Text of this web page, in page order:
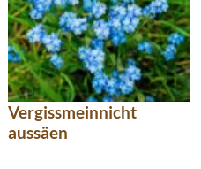
Vergissmeinnicht
aussäen